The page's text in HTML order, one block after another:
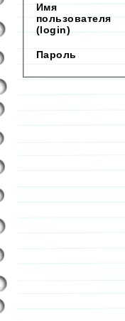
Имя
пользователя
(login)
Пароль